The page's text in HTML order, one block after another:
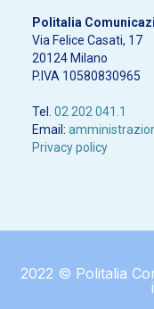
Politalia
Via Felice Casati, 17
20124 Milano
P.IVA 10580830965
Tel. 02 202 041.1
Email:
Privacy policy
2022 © Politalia